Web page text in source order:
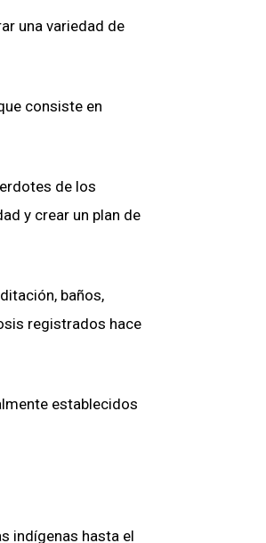
una variedad de
consiste en
de los
y crear un plan de
baños,
registrados hace
establecidos
indígenas hasta el